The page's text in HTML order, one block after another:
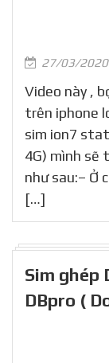
27/03/2020
Video này ,
trên iphone
sim ion7
4G) mình sẽ
như sau:– Ở
[…]
Sim ghép
DBpro (